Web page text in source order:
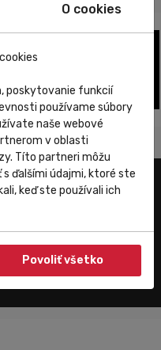
O cookies
poskytovanie funkcií
používame súbory
naše webové
v oblasti
Títo partneri môžu
ďalšími údajmi, ktoré ste
keď ste používali ich
Povoliť všetko